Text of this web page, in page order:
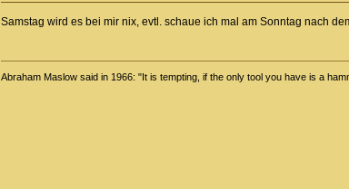
Samstag wird es bei mir nix, evtl. schaue ich mal am Sonntag nach
Abraham Maslow said in 1966: "It is tempting, if the only tool you have is a